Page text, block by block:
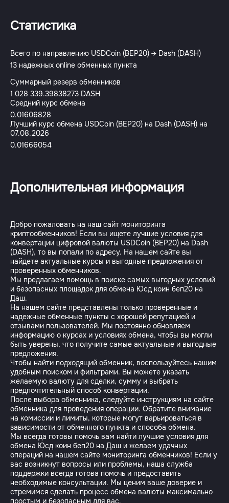
Статистика
Всего по направлению USDCoin (BEP20) → Dash (DASH)
13 надежных online обменных пункта
Суммарный резерв обменников
1 028 339.39838273 DASH
Средний курс обмена
0.01606828
Лучший курс обмена USDCoin (BEP20) на Dash (DASH) на
07.08.2026
0.01666054
Дополнительная информация
Добро пожаловать на наш сайт мониторинга
криптообменников! Если вы ищете лучшие условия для
конвертации цифровой валюты USDCoin (BEP20) на Dash
(DASH), то вы попали по адресу. На нашем сайте вы
найдете актуальные курсы и выгодные предложения от
проверенных обменников.
Мы предлагаем помощь в поиске самых выгодных условий
и безопасных площадок для обмена Юсд коин беп20 на
Даш.
На нашем сайте представлены только проверенные и
надежные обменные пункты с хорошей репутацией и
отзывами пользователей. Мы постоянно обновляем
информацию о курсах и условиях обмена, чтобы вы могли
быть уверены, что получите самые актуальные и выгодные
предложения.
Чтобы найти подходящий обменник, воспользуйтесь нашим
удобным поиском и фильтрами. Вы можете указать
желаемую валюту для сделки, сумму и выбрать
предпочтительный способ конвертации.
После выбора обменника, следуйте инструкциям на сайте
обменника для проведения операции. Обратите внимание
на комиссии и лимиты, которые могут варьироваться в
зависимости от обменного пункта и способа обмена.
Мы всегда готовы помочь вам найти лучшие условия для
обмена Юсд коин беп20 на Даш и желаем удачных
операций на нашем сайте мониторинга обменников! Если у
вас возникнут вопросы или проблемы, наша служба
поддержки всегда готова помочь и предоставить
необходимые консультации. Мы ценим ваше доверие и
стремимся сделать процесс обмена валюты максимально
простым и безопасным для вас.